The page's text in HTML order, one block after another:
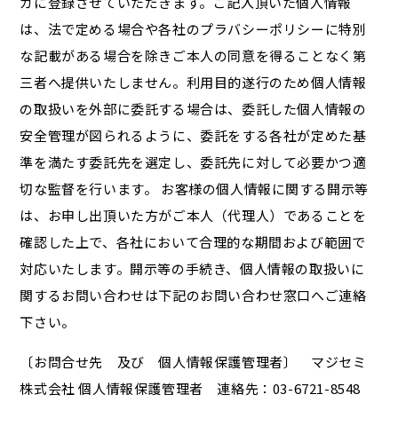
は、法で定める場合や各社のプラバシーポリシーに特別
な記載がある場合を除きご本人の同意を得ることなく第
三者へ提供いたしません。利用目的遂行のため個人情報
の取扱いを外部に委託する場合は、委託した個人情報の
安全管理が図られるように、委託をする各社が定めた基
準を満たす委託先を選定し、委託先に対して必要かつ適
切な監督を行います。 お客様の個人情報に関する開示等
は、お申し出頂いた方がご本人（代理人）であることを
確認した上で、各社において合理的な期間および範囲で
対応いたします。開示等の手続き、個人情報の取扱いに
関するお問い合わせは下記のお問い合わせ窓口へご連絡
下さい。
〔お問合せ先 及び 個人情報保護管理者〕 マジセミ
株式会社 個人情報保護管理者 連絡先：03-6721-8548